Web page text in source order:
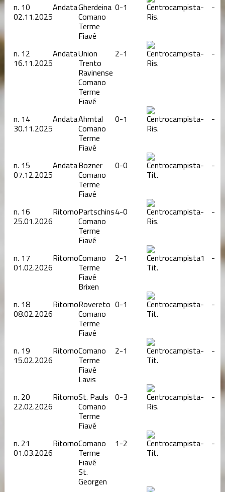
n. 10
02.11.2025
AndataGherdeina
Comano
Terme
Fiavé
0-1
Ris.
- -
n. 12
16.11.2025
AndataUnion
Trento
Ravinense
Comano
Terme
Fiavé
2-1
Ris.
- -
n. 14
30.11.2025
AndataAhrntal
Comano
Terme
Fiavé
0-1
Ris.
- -
n. 15
07.12.2025
AndataBozner
Comano
Terme
Fiavé
0-0
Tit.
- -
n. 16
25.01.2026
RitornoPartschins
Comano
Terme
Fiavé
4-0
Ris.
- -
n. 17
01.02.2026
RitornoComano
Terme
Fiavé
Brixen
2-1
Tit.
1 -
n. 18
08.02.2026
RitornoRovereto
Comano
Terme
Fiavé
0-1
Tit.
- -
n. 19
15.02.2026
RitornoComano
Terme
Fiavé
Lavis
2-1
Tit.
- -
n. 20
22.02.2026
RitornoSt. Pauls
Comano
Terme
Fiavé
0-3
Ris.
- -
n. 21
01.03.2026
RitornoComano
Terme
Fiavé
St.
Georgen
1-2
Tit.
- -